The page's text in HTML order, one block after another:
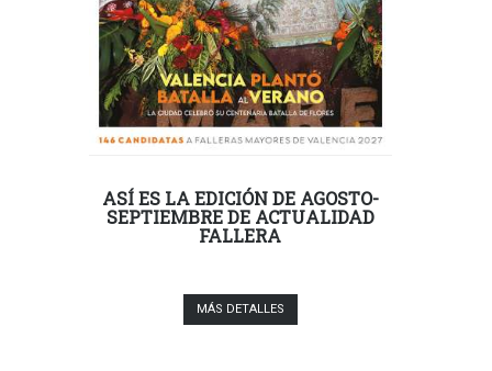
ASÍ ES LA EDICIÓN DE AGOSTO-
SEPTIEMBRE DE ACTUALIDAD
FALLERA
MÁS DETALLES